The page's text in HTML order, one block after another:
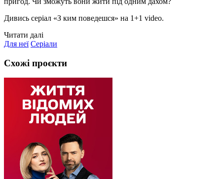
Дивись серіал «З ким поведешся» на 1+1 video.
Читати далі
Для неї Серіали
Схожі проєкти